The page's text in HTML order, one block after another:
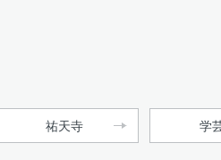
祐天寺 学